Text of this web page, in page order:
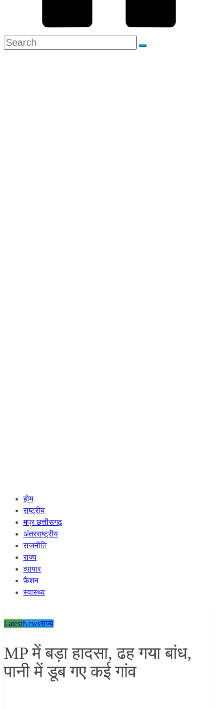
होम
राष्ट्रीय
मप्र छत्तीसगढ़
अंतरराष्ट्रीय
राजनीति
राज्य
व्यापार
फ़ैशन
स्वास्थ्य
LatestNewsराज्य
MP में बड़ा हादसा, ढह गया बांध,
पानी में डूब गए कई गांव